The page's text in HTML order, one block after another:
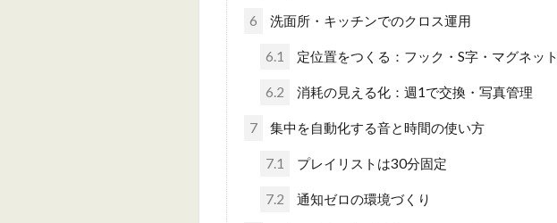
6 洗面所・キッチンでのクロス運用
6.1 定位置をつくる：フック・S字・マグネット
6.2 消耗の見える化：週1で交換・写真管理
7 集中を自動化する音と時間の使い方
7.1 プレイリストは30分固定
7.2 通知ゼロの環境づくり